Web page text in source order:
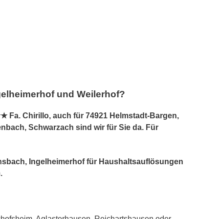
und Weilerhof?
Chirillo, auch für 74921 Helmstadt-Bargen,
Schwarzach sind wir für Sie da. Für
Ingelheimerhof für Haushaltsauflösungen